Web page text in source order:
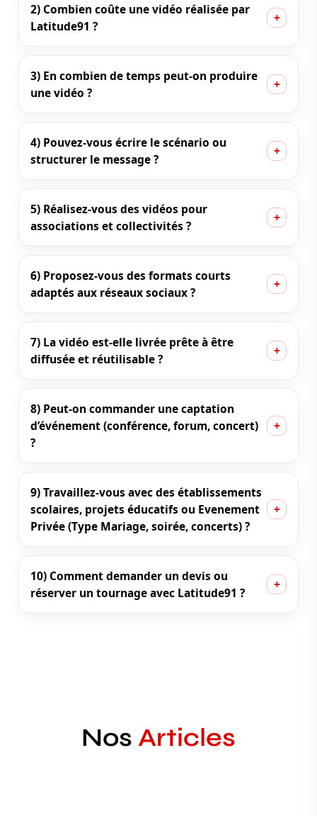
2) Combien coûte une vidéo réalisée par
Latitude91 ?
3) En combien de temps peut-on produire
une vidéo ?
4) Pouvez-vous écrire le scénario ou
structurer le message ?
5) Réalisez-vous des vidéos pour
associations et collectivités ?
6) Proposez-vous des formats courts
adaptés aux réseaux sociaux ?
7) La vidéo est-elle livrée prête à être
diffusée et réutilisable ?
8) Peut-on commander une captation
d’événement (conférence, forum, concert)
?
9) Travaillez-vous avec des établissements
scolaires, projets éducatifs ou Evenement
Privée (Type Mariage, soirée, concerts) ?
10) Comment demander un devis ou
réserver un tournage avec Latitude91 ?
Nos Articles